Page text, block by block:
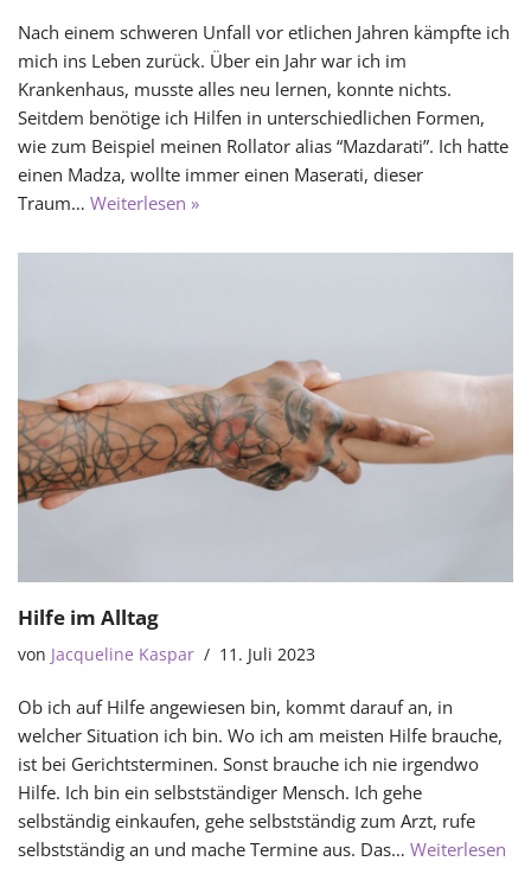
Nach einem schweren Unfall vor etlichen Jahren kämpfte ich
mich ins Leben zurück. Über ein Jahr war ich im
Krankenhaus, musste alles neu lernen, konnte nichts.
Seitdem benötige ich Hilfen in unterschiedlichen Formen,
wie zum Beispiel meinen Rollator alias “Mazdarati”. Ich hatte
einen Madza, wollte immer einen Maserati, dieser
Traum… Weiterlesen »
Hilfe im Alltag
von Jacqueline Kaspar 11. Juli 2023
Ob ich auf Hilfe angewiesen bin, kommt darauf an, in
welcher Situation ich bin. Wo ich am meisten Hilfe brauche,
ist bei Gerichtsterminen. Sonst brauche ich nie irgendwo
Hilfe. Ich bin ein selbstständiger Mensch. Ich gehe
selbständig einkaufen, gehe selbstständig zum Arzt, rufe
selbstständig an und mache Termine aus. Das… Weiterlesen